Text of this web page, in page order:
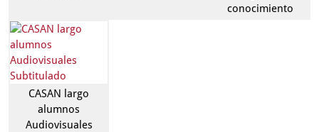
conocimiento
CASAN largo
alumnos
Audiovisuales